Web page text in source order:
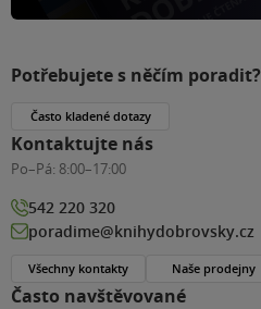
Často navštěvované
Potřebujete s něčím poradit?
Často kladené dotazy
Kontaktujte nás
Po–Pá: 8:00–17:00
542 220 320
poradime@knihydobrovsky.cz
Všechny kontakty Naše prodejny